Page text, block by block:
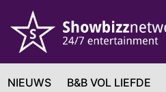
NIEUWS B&B VOL LIEFDE